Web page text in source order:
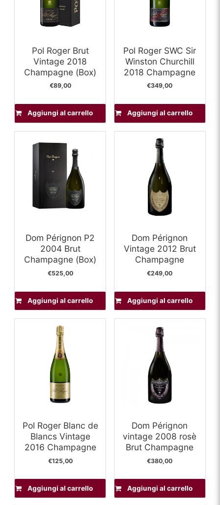
Pol Roger Brut
Vintage 2018
Champagne (Box)
€89,00
Aggiungi al carrello
Pol Roger SWC Sir
Winston Churchill
2018 Champagne
€349,00
Aggiungi al carrello
Dom Pérignon P2
2004 Brut
Champagne (Box)
€525,00
Aggiungi al carrello
Dom Pérignon
Vintage 2012 Brut
Champagne
€249,00
Aggiungi al carrello
Pol Roger Blanc de
Blancs Vintage
2016 Champagne
€125,00
Aggiungi al carrello
Dom Pérignon
vintage 2008 rosè
Brut Champagne
€380,00
Aggiungi al carrello